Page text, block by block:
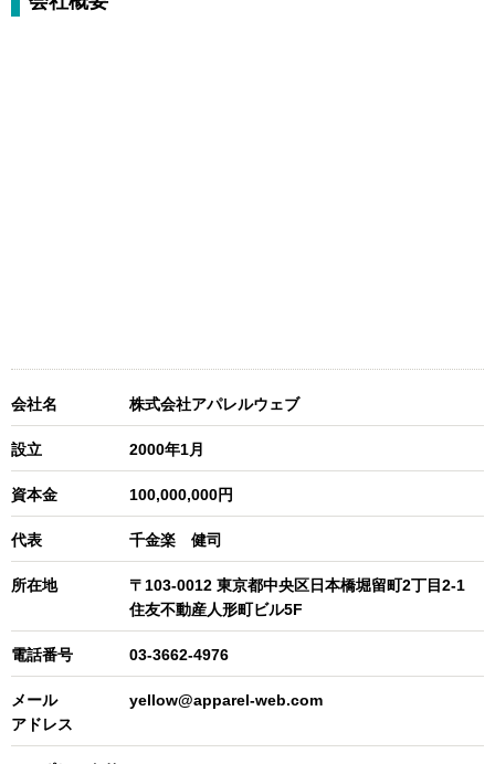
会社名 株式会社アパレルウェブ
設立 2000年1月
資本金 100,000,000円
代表 千金楽 健司
所在地
〒103-0012 東京都中央区日本橋堀留町2丁目2-1
住友不動産人形町ビル5F
電話番号 03-3662-4976
メール
アドレス
yellow@apparel-web.com